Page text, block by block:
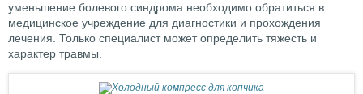
уменьшение болевого синдрома необходимо обратиться в
медицинское учреждение для диагностики и прохождения
лечения. Только специалист может определить тяжесть и
характер травмы.